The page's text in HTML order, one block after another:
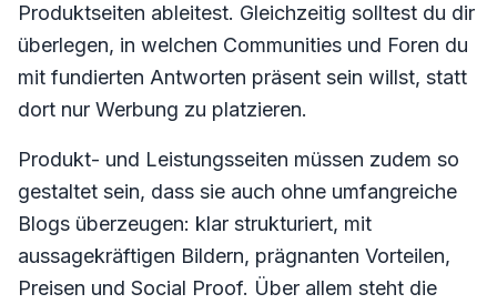
Produktseiten ableitest. Gleichzeitig solltest du dir
überlegen, in welchen Communities und Foren du
mit fundierten Antworten präsent sein willst, statt
dort nur Werbung zu platzieren.
Produkt- und Leistungsseiten müssen zudem so
gestaltet sein, dass sie auch ohne umfangreiche
Blogs überzeugen: klar strukturiert, mit
aussagekräftigen Bildern, prägnanten Vorteilen,
Preisen und Social Proof. Über allem steht die